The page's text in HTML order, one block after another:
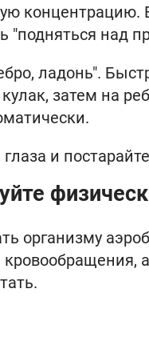
концентрацию.
"подняться над
ладонь".
затем на
глаза и
организму